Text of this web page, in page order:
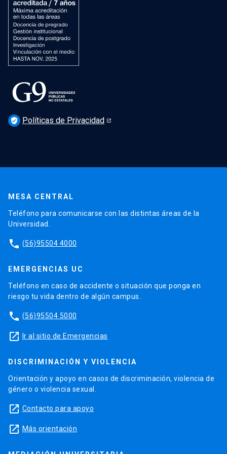
verified_user Políticas de Privacidad
MESA CENTRAL
Teléfono para comunicarse con las distintas áreas de la
Universidad.
phone (56)95504 4000
EMERGENCIAS UC
Teléfono en caso de accidente o situación que ponga en
riesgo tu vida dentro de algún campus.
phone (56)95504 5000
launch Ir al sitio de Emergencias
DISCRIMINACIÓN Y VIOLENCIA
Orientación y apoyo en casos de discriminación, violencia de
género o violencia sexual.
launch Contacto para apoyo
launch Más orientación